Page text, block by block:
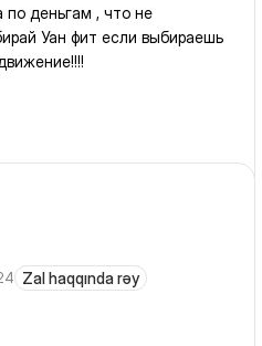
по деньгам , что не
Zal haqqında rəy